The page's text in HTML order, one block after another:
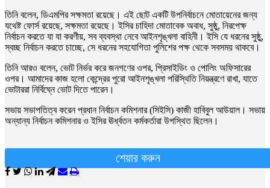
তিনি বলেন, ডিএমপির সক্ষমতা রয়েছে। এই ছোট একটি উপনির্বাচনে মোতায়েনের জন্য
যথেষ্ট ফোর্স রয়েছে, সক্ষমতা রয়েছে। ইসির চাহিদা মোতাবেক অবাধ, সুষ্ঠু, নিরপেক্ষ
নির্বাচন করতে যা যা করণীয়, সব ব্যবস্থা নেবে আইনশৃঙ্খলা বাহিনী। ইসি যে ধরনের সুষ্ঠু,
স্বচ্ছ নির্বাচন করতে চাচ্ছে, সে ধরনের সহযোগিতা পুলিশের পক্ষ থেকে সবসময় থাকবে।
তিনি আরও বলেন, ভোট নির্ভর করে জনগণের ওপর, প্রিসাইডিং ও পোলিং অফিসারের
ওপর। আমাদের কাজ হলো কেন্দ্রের পুরো আইনশৃঙ্খলা পরিস্থিতি নিয়ন্ত্রণে রাখা, যাতে
ভোটাররা নির্বিঘ্নে ভোট দিতে পারেন।
সভায় সভাপতিত্ব করেন প্রধান নির্বাচন কমিশনার (সিইসি) কাজী হাবিবুল আউয়াল। সভায়
অন্যান্য নির্বাচন কমিশনার ও ইসির ঊর্ধ্বতন কর্মকর্তারা উপস্থিত ছিলেন।
শেয়ার করুন